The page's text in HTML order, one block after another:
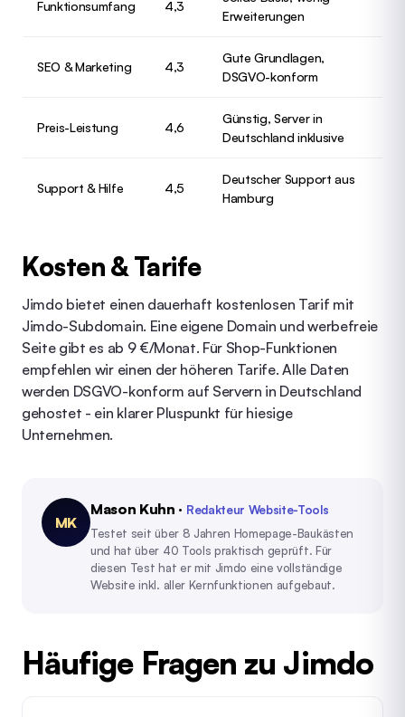
Funktionsumfang 4,3
Erweiterungen
SEO & Marketing 4,3
Gute Grundlagen,
DSGVO-konform
Preis-Leistung 4,6
Günstig, Server in
Deutschland inklusive
Support & Hilfe 4,5
Deutscher Support aus
Hamburg
Kosten & Tarife
Jimdo bietet einen dauerhaft kostenlosen Tarif mit
Jimdo-Subdomain. Eine eigene Domain und werbefreie
Seite gibt es ab 9 €/Monat. Für Shop-Funktionen
empfehlen wir einen der höheren Tarife. Alle Daten
werden DSGVO-konform auf Servern in Deutschland
gehostet - ein klarer Pluspunkt für hiesige
Unternehmen.
MK
Mason Kuhn · Redakteur Website-Tools
Testet seit über 8 Jahren Homepage-Baukästen
und hat über 40 Tools praktisch geprüft. Für
diesen Test hat er mit Jimdo eine vollständige
Website inkl. aller Kernfunktionen aufgebaut.
Häufige Fragen zu Jimdo